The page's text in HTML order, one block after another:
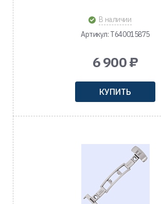
В наличии
Артикул: T640015875
6 900 ₽
КУПИТЬ